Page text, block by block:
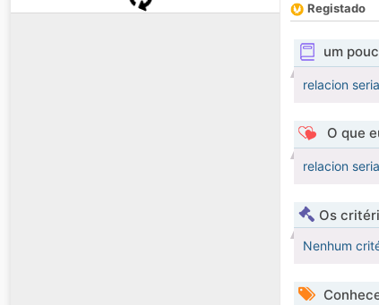
Registado
um
relacion
O que
relacion
Os
Nenhum